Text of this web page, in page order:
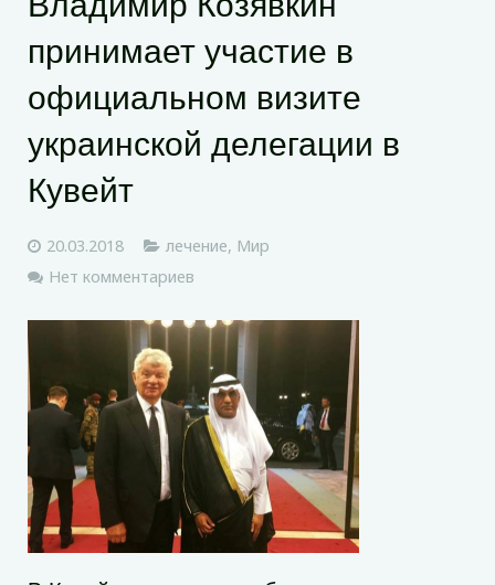
принимает участие в
официальном визите
украинской делегации в
Кувейт
20.03.2018 лечение, Мир
Нет комментариев